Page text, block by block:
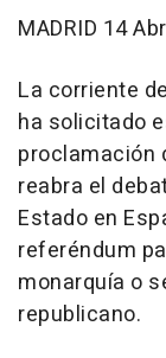
MADRID 14
La corriente
ha solicitado
proclamación
reabra el
Estado en
referéndum
monarquía o
republicano.